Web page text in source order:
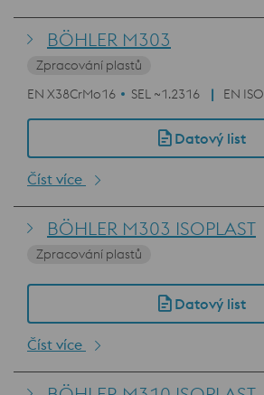
BÖHLER M303
Zpracování plastů
EN X38CrMo16
SEL ~1.2316 EN
Datový list
Číst více
BÖHLER M303 ISOPLAST
Zpracování plastů
Datový list
Číst více